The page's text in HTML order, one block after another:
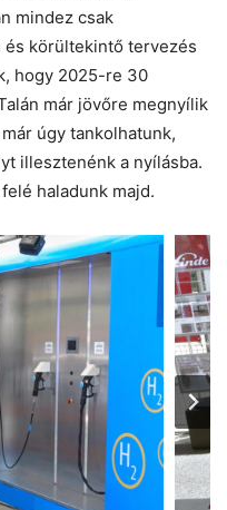
mindez csak
körültekintő tervezés
hogy 2025-re 30
már jövőre megnyílik
úgy tankolhatunk,
illesztenénk a nyílásba.
haladunk majd.